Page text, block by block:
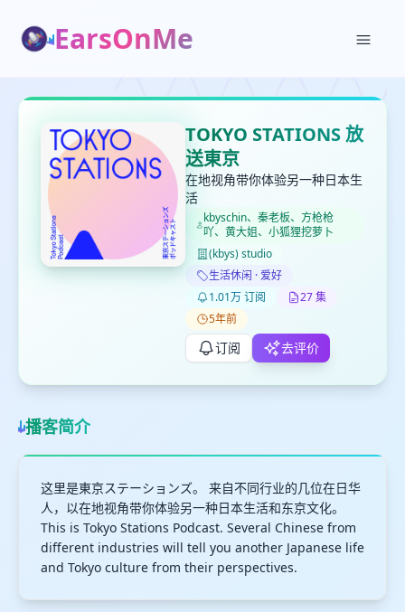
EarsOnMe
TOKYO STATIONS 放
送東京
在地视角带你体验另一种日本生
活
kbyschin、秦老板、方枪枪
吖、黄大姐、小狐狸挖萝卜
(kbys) studio
生活休闲 · 爱好
1.01万 订阅
27 集
5年前
订阅 去评价
播客简介
这里是東京ステーションズ。 来自不同行业的几位在日华
人，以在地视角带你体验另一种日本生活和东京文化。
This is Tokyo Stations Podcast. Several Chinese from
different industries will tell you another Japanese life
and Tokyo culture from their perspectives.
打分
键盘下留人
取消 确定
删除确认
取消 确认删除
加入播单